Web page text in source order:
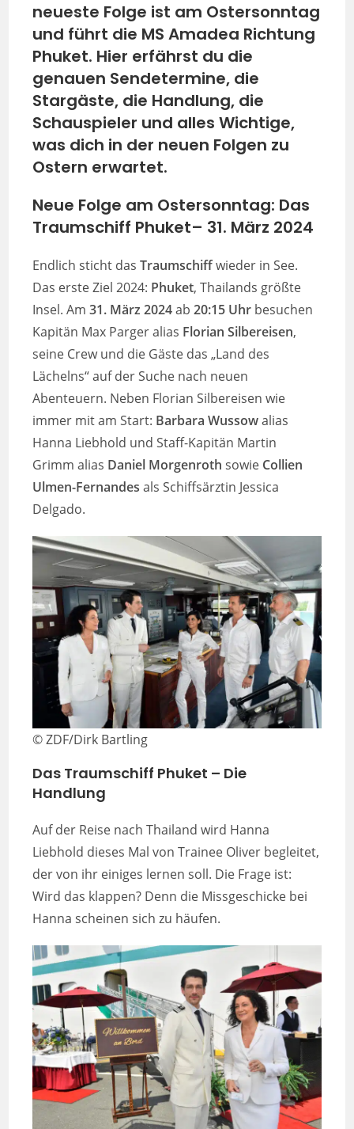
neueste Folge ist am Ostersonntag
und führt die MS Amadea Richtung
Phuket. Hier erfährst du die
genauen Sendetermine, die
Stargäste, die Handlung, die
Schauspieler und alles Wichtige,
was dich in der neuen Folgen zu
Ostern erwartet.
Neue Folge am Ostersonntag: Das
Traumschiff Phuket– 31. März 2024
Endlich sticht dasTraumschiffwieder in See.
Das erste Ziel 2024: Phuket, Thailands größte
Insel. Am31. März 2024ab20:15 Uhr besuchen
Kapitän Max Parger alias Florian Silbereisen,
seine Crew und die Gäste das „Land des
Lächelns“ auf der Suche nach neuen
Abenteuern. Neben Florian Silbereisen wie
immer mit am Start: Barbara Wussowalias
Hanna Liebhold und Staff-Kapitän Martin
Grimm alias Daniel Morgenrothsowie Collien
Ulmen-Fernandesals Schiffsärztin Jessica
Delgado.
© ZDF/Dirk Bartling
Das Traumschiff Phuket – Die
Handlung
Auf der Reise nach Thailand wird Hanna
Liebhold dieses Mal von Trainee Oliver begleitet,
der von ihr einiges lernen soll. Die Frage ist:
Wird das klappen? Denn die Missgeschicke bei
Hanna scheinen sich zu häufen.